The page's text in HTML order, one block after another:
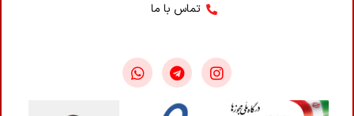
تماس با ما